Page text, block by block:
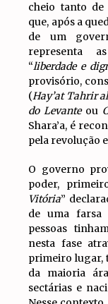
cheio tanto de
que, após a
de um
representa
“liberdade e
provisório,
(Hay’at Tahrir
do Levanteou
Shara’a, é
pela revolução
O governo
poder,
Vitória”
de uma farsa
pessoas
nesta fase
primeiro lugar,
da maioria
sectárias e